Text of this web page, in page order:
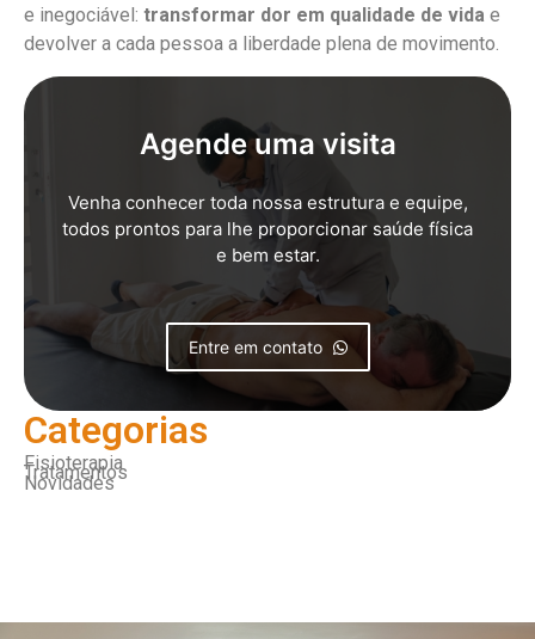
e inegociável: transformar dor em qualidade de vida e
devolver a cada pessoa a liberdade plena de movimento.
Agende uma visita
Venha conhecer toda nossa estrutura e equipe,
todos prontos para lhe proporcionar saúde física
e bem estar.
Entre em contato
Categorias
Fisioterapia
Tratamentos
Novidades